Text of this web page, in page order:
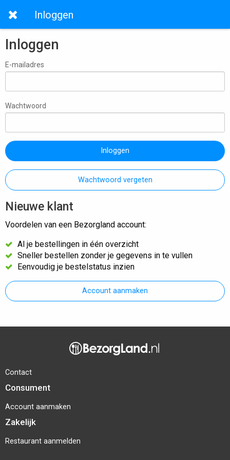
Inloggen
Inloggen
E-mailadres
Wachtwoord
Inloggen
Wachtwoord vergeten
Nieuwe klant
Voordelen van een Bezorgland account:
Al je bestellingen in één overzicht
Sneller bestellen zonder je gegevens in te vullen
Eenvoudig je bestelstatus inzien
Account aanmaken
Contact
Consument
Account aanmaken
Zakelijk
Restaurant aanmelden